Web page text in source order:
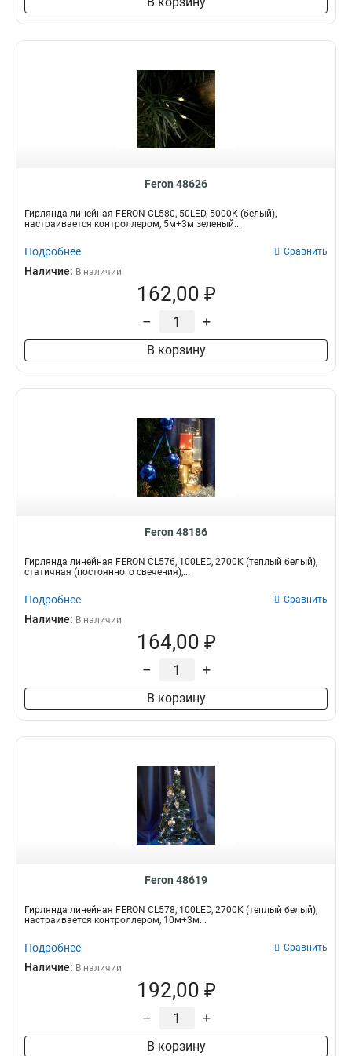
Feron 48626
Гирлянда линейная FERON CL580, 50LED, 5000К (белый),
настраивается контроллером, 5м+3м зеленый...
Подробнее Сравнить
Наличие: В наличии
162,00 ₽
– +
В корзину
Feron 48186
Гирлянда линейная FERON CL576, 100LED, 2700К (теплый белый),
статичная (постоянного свечения),...
Подробнее Сравнить
Наличие: В наличии
164,00 ₽
– +
В корзину
Feron 48619
Гирлянда линейная FERON CL578, 100LED, 2700К (теплый белый),
настраивается контроллером, 10м+3м...
Подробнее Сравнить
Наличие: В наличии
192,00 ₽
– +
В корзину